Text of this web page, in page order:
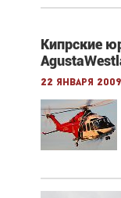
Кипрские
22 января 2009